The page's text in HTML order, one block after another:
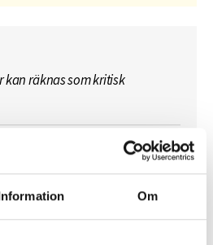
Om
kan räknas som kritisk
behöver Tiktok och
befolkningen”
återta ägandet från